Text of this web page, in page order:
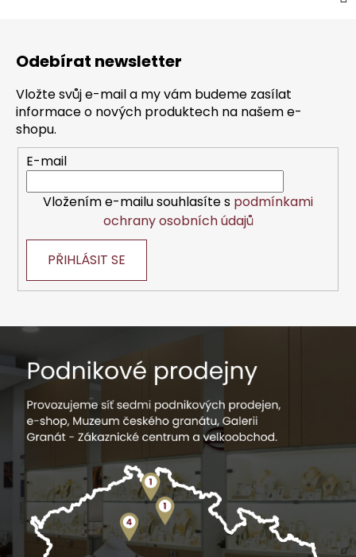
Odebírat newsletter
Vložte svůj e-mail a my vám budeme zasílat
informace o nových produktech na našem e-
shopu.
E-mail
Vložením e-mailu souhlasíte s podmínkami
ochrany osobních údajů
PŘIHLÁSIT SE